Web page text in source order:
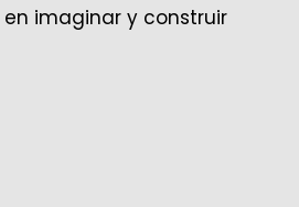
imaginar y construir